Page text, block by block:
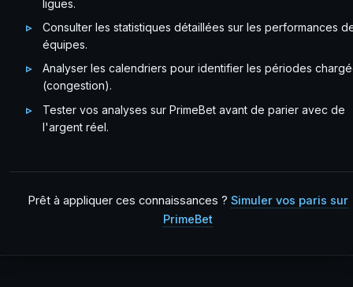
ligues.
Consulter les statistiques détaillées sur les performances
équipes.
Analyser les calendriers pour identifier les périodes
(congestion).
Tester vos analyses sur PrimeBet avant de parier avec de
l'argent réel.
Prêt à appliquer ces connaissances ? Simuler vos paris sur
PrimeBet